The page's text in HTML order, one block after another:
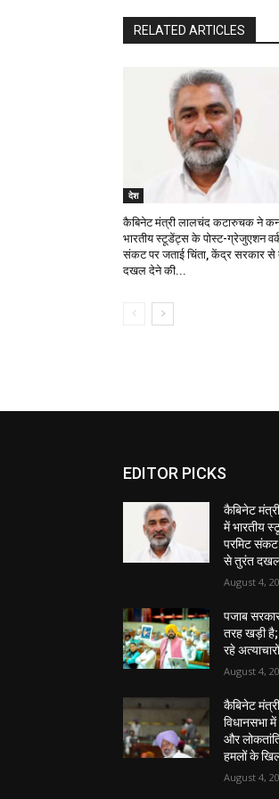
RELATED ARTICLES
देश
कैबिनेट मंत्री लालचंद कटारुचक ने
भारतीय स्टूडेंट्स के पोस्ट-ग्रेजुएशन
संकट पर जताई चिंता, केंद्र सरकार से
दखल देने की...
EDITOR PICKS
कैबिनेट
में भारतीय
परमिट संकट
से तुरंत
August 4,
पजाब
तरह खड़ी है;
रहे
August 4,
कैबिनेट
विधानसभा में
और
हमलों के
August 4,